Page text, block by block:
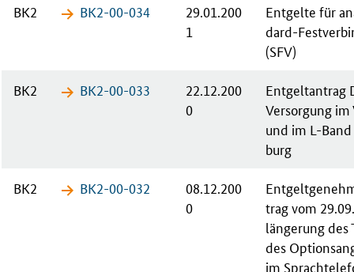
BK2 BK2-00-​034
29.01.200
1
Ent­gel­te für
dard-
(SFV)
BK2 BK2-00-​033
22.12.200
0
Ent­gelt­an­trag
Ver­sor­gung
und im L-
burg
BK2 BK2-00-​032
08.12.200
0
trag vom
län­ge­rung des
des
im